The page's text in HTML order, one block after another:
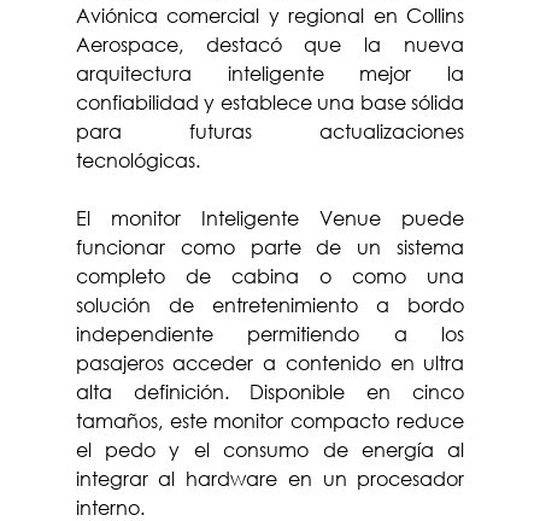
Aviónica comercial y regional en Collins
Aerospace, destacó que la nueva
arquitectura inteligente mejor la
confiabilidad y establece una base sólida
para futuras actualizaciones
tecnológicas.
El monitor Inteligente Venue puede
funcionar como parte de un sistema
completo de cabina o como una
solución de entretenimiento a bordo
independiente permitiendo a los
pasajeros acceder a contenido en ultra
alta definición. Disponible en cinco
tamaños, este monitor compacto reduce
el pedo y el consumo de energía al
integrar al hardware en un procesador
interno.